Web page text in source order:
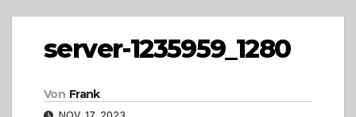
server-1235959_1280
Von Frank